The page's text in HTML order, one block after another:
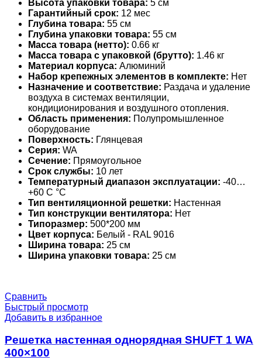
Высота упаковки товара: 5 см
Гарантийный срок: 12 мес
Глубина товара: 55 см
Глубина упаковки товара: 55 см
Масса товара (нетто): 0.66 кг
Масса товара с упаковкой (брутто): 1.46 кг
Материал корпуса: Алюминий
Набор крепежных элементов в комплекте: Нет
Назначение и соответствие: Раздача и удаление
воздуха в системах вентиляции,
кондиционирования и воздушного отопления.
Область применения: Полупромышленное
оборудование
Поверхность: Глянцевая
Серия: WA
Сечение: Прямоугольное
Срок службы: 10 лет
Температурный диапазон эксплуатации: -40…
+60 С °С
Тип вентиляционной решетки: Настенная
Тип конструкции вентилятора: Нет
Типоразмер: 500*200 мм
Цвет корпуса: Белый - RAL 9016
Ширина товара: 25 см
Ширина упаковки товара: 25 см
Сравнить
Быстрый просмотр
Добавить в избранное
Решетка настенная однорядная SHUFT 1 WA
400×100